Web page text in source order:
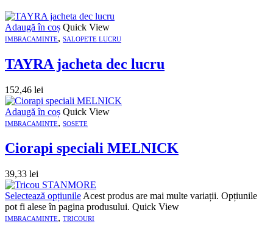
Adaugă în coș Quick View
IMBRACAMINTE, SALOPETE LUCRU
TAYRA jacheta dec lucru
152,46 lei
Adaugă în coș Quick View
IMBRACAMINTE, SOSETE
Ciorapi speciali MELNICK
39,33 lei
Selectează opțiunile Acest produs are mai multe variații. Opțiunile
pot fi alese în pagina produsului. Quick View
IMBRACAMINTE, TRICOURI